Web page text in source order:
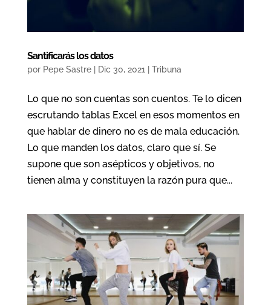
Santificarás los datos
por Pepe Sastre| Dic 30, 2021 Tribuna
Lo que no son cuentas son cuentos. Te lo dicen
escrutando tablas Excel en esos momentos en
que hablar de dinero no es de mala educación.
Lo que manden los datos, claro que sí. Se
supone que son asépticos y objetivos, no
tienen alma y constituyen la razón pura que...